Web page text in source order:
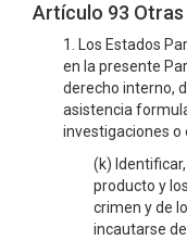
Artículo 93
1. Los Estados
en la presente
derecho interno,
asistencia
investigaciones o
(k)
producto y
crimen y de
incautarse